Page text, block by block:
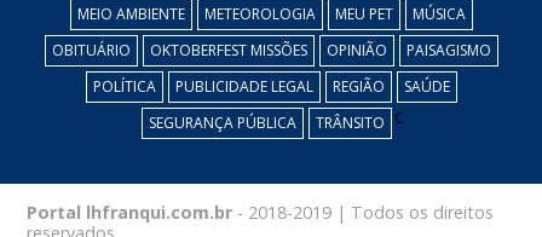
MEIO AMBIENTE
METEOROLOGIA MEU PET
MÚSICA
OBITUÁRIO
OKTOBERFEST MISSÕES OPINIÃO
PAISAGISMO
POLÍTICA
PUBLICIDADE LEGAL REGIÃO
SAÚDE
SEGURANÇA PÚBLICA
TRÂNSITO c
Portal lhfranqui.com.br - 2018-2019 | Todos os direitos